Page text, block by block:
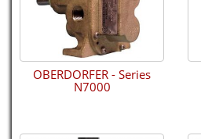
OBERDORFER - Series
N7000